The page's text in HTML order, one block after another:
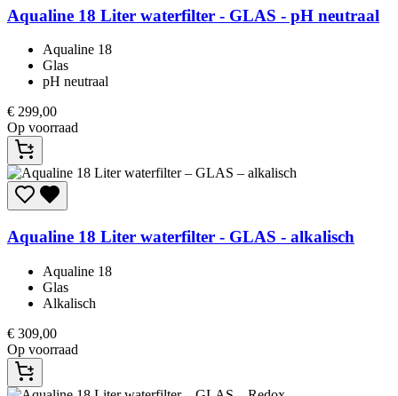
Aqualine 18 Liter waterfilter - GLAS - pH neutraal
Aqualine 18
Glas
pH neutraal
€ 299,00
Op voorraad
Aqualine 18 Liter waterfilter - GLAS - alkalisch
Aqualine 18
Glas
Alkalisch
€ 309,00
Op voorraad